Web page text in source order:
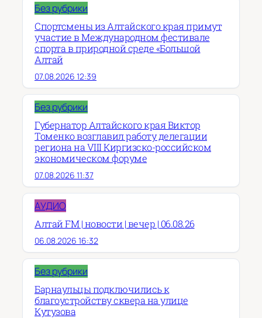
Без рубрики
Спортсмены из Алтайского края примут
участие в Международном фестивале
спорта в природной среде «Большой
Алтай
07.08.2026 12:39
Без рубрики
Губернатор Алтайского края Виктор
Томенко возглавил работу делегации
региона на VIII Киргизско-российском
экономическом форуме
07.08.2026 11:37
АУДИО
Алтай FM | новости | вечер | 06.08.26
06.08.2026 16:32
Без рубрики
Барнаульцы подключились к
благоустройству сквера на улице
Кутузова